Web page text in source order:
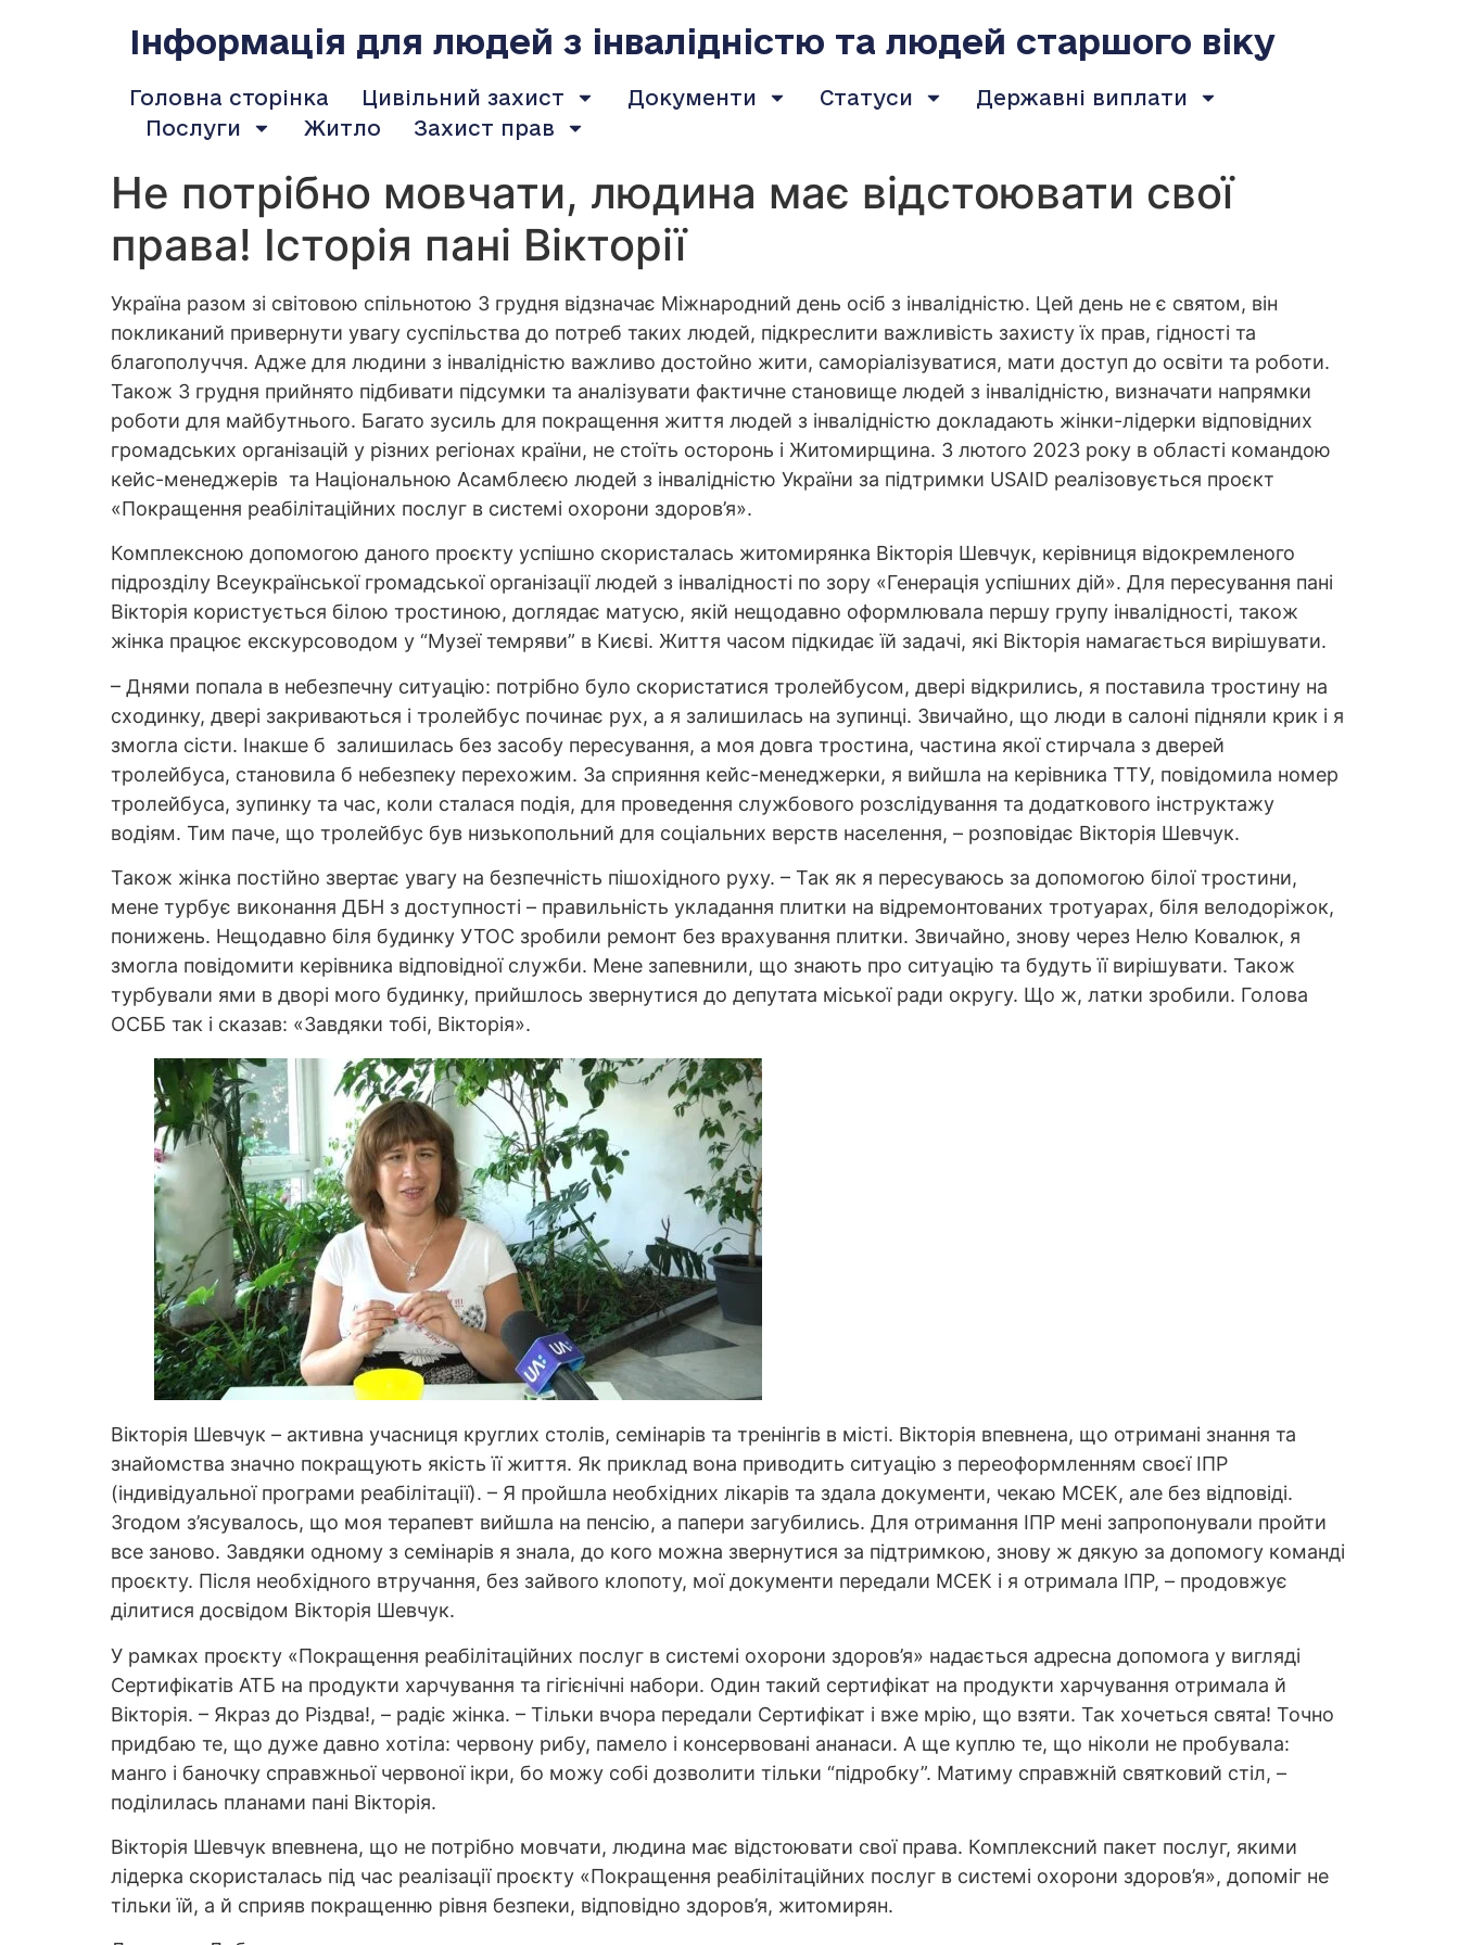
Інформація для людей з інвалідністю та людей старшого віку
Головна сторінка Цивільний захист Документи Статуси
Державні виплати
Послуги
Житло Захист прав
Не потрібно мовчати, людина має відстоювати свої
права! Історія пані Вікторії
Україна разом зі світовою спільнотою 3 грудня відзначає Міжнародний день осіб з інвалідністю. Цей день не є святом, він
покликаний привернути увагу суспільства до потреб таких людей, підкреслити важливість захисту їх прав, гідності та
благополуччя. Адже для людини з інвалідністю важливо достойно жити, саморіалізуватися, мати доступ до освіти та роботи.
Також 3 грудня прийнято підбивати підсумки та аналізувати фактичне становище людей з інвалідністю, визначати напрямки
роботи для майбутнього. Багато зусиль для покращення життя людей з інвалідністю докладають жінки-лідерки відповідних
громадських організацій у різних регіонах країни, не стоїть осторонь і Житомирщина. З лютого 2023 року в області командою
кейс-менеджерів та Національною Асамблеєю людей з інвалідністю України за підтримки USAID реалізовується проєкт
«Покращення реабілітаційних послуг в системі охорони здоров’я».
Комплексною допомогою даного проєкту успішно скористалась житомирянка Вікторія Шевчук, керівниця відокремленого
підрозділу Всеукраїнської громадської організації людей з інвалідності по зору «Генерація успішних дій». Для пересування пані
Вікторія користується білою тростиною, доглядає матусю, якій нещодавно оформлювала першу групу інвалідності, також
жінка працює екскурсоводом у “Музеї темряви” в Києві. Життя часом підкидає їй задачі, які Вікторія намагається вирішувати.
– Днями попала в небезпечну ситуацію: потрібно було скористатися тролейбусом, двері відкрились, я поставила тростину на
сходинку, двері закриваються і тролейбус починає рух, а я залишилась на зупинці. Звичайно, що люди в салоні підняли крик і я
змогла сісти. Інакше б залишилась без засобу пересування, а моя довга тростина, частина якої стирчала з дверей
тролейбуса, становила б небезпеку перехожим. За сприяння кейс-менеджерки, я вийшла на керівника ТТУ, повідомила номер
тролейбуса, зупинку та час, коли сталася подія, для проведення службового розслідування та додаткового інструктажу
водіям. Тим паче, що тролейбус був низькопольний для соціальних верств населення, – розповідає Вікторія Шевчук.
Також жінка постійно звертає увагу на безпечність пішохідного руху. – Так як я пересуваюсь за допомогою білої тростини,
мене турбує виконання ДБН з доступності – правильність укладання плитки на відремонтованих тротуарах, біля велодоріжок,
понижень. Нещодавно біля будинку УТОС зробили ремонт без врахування плитки. Звичайно, знову через Нелю Ковалюк, я
змогла повідомити керівника відповідної служби. Мене запевнили, що знають про ситуацію та будуть її вирішувати. Також
турбували ями в дворі мого будинку, прийшлось звернутися до депутата міської ради округу. Що ж, латки зробили. Голова
ОСББ так і сказав: «Завдяки тобі, Вікторія».
Вікторія Шевчук – активна учасниця круглих столів, семінарів та тренінгів в місті. Вікторія впевнена, що отримані знання та
знайомства значно покращують якість її життя. Як приклад вона приводить ситуацію з переоформленням своєї ІПР
(індивідуальної програми реабілітації). – Я пройшла необхідних лікарів та здала документи, чекаю МСЕК, але без відповіді.
Згодом з’ясувалось, що моя терапевт вийшла на пенсію, а папери загубились. Для отримання ІПР мені запропонували пройти
все заново. Завдяки одному з семінарів я знала, до кого можна звернутися за підтримкою, знову ж дякую за допомогу команді
проєкту. Після необхідного втручання, без зайвого клопоту, мої документи передали МСЕК і я отримала ІПР, – продовжує
ділитися досвідом Вікторія Шевчук.
У рамках проєкту «Покращення реабілітаційних послуг в системі охорони здоров’я» надається адресна допомога у вигляді
Сертифікатів АТБ на продукти харчування та гігієнічні набори. Один такий сертифікат на продукти харчування отримала й
Вікторія. – Якраз до Різдва!, – радіє жінка. – Тільки вчора передали Сертифікат і вже мрію, що взяти. Так хочеться свята! Точно
придбаю те, що дуже давно хотіла: червону рибу, памело і консервовані ананаси. А ще куплю те, що ніколи не пробувала:
манго і баночку справжньої червоної ікри, бо можу собі дозволити тільки “підробку”. Матиму справжній святковий стіл, –
поділилась планами пані Вікторія.
Вікторія Шевчук впевнена, що не потрібно мовчати, людина має відстоювати свої права. Комплексний пакет послуг, якими
лідерка скористалась під час реалізації проєкту «Покращення реабілітаційних послуг в системі охорони здоров’я», допоміг не
тільки їй, а й сприяв покращенню рівня безпеки, відповідно здоров’я, житомирян.